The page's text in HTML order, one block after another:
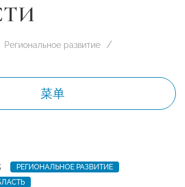
Региональное развитие
菜单
РЕГИОНАЛЬНОЕ РАЗВИТИЕ